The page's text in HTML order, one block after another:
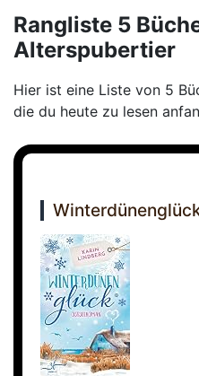
Rangliste 5
Alterspubertier
Hier ist eine Liste von 5
die du heute zu lesen